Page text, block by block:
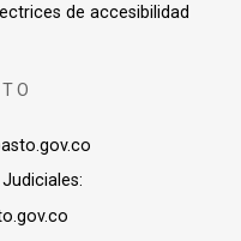
de accesibilidad